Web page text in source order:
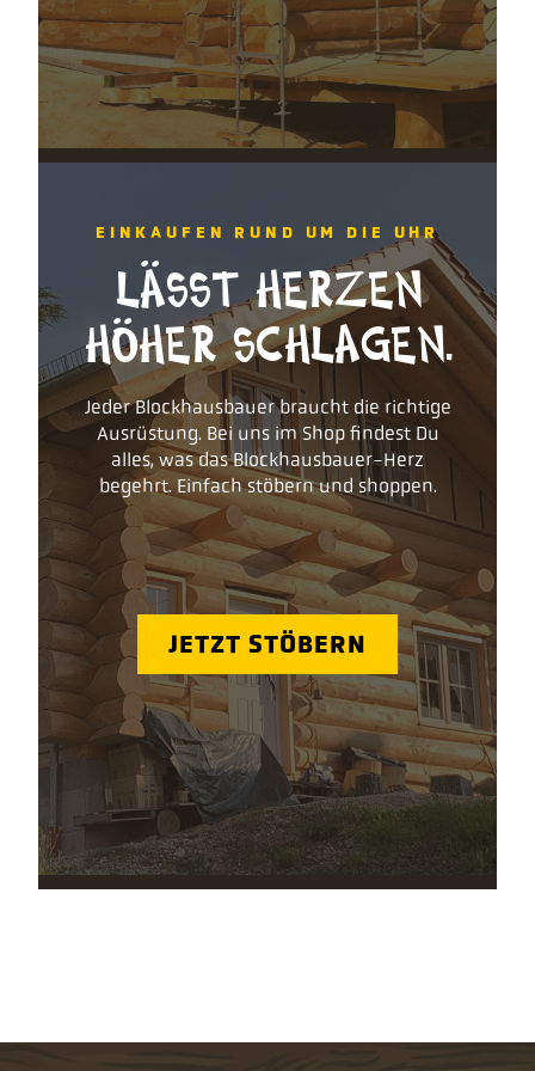
EINKAUFEN RUND UM DIE UHR
LÄSST HERZEN
HÖHER SCHLAGEN.
Jeder Blockhausbauer braucht die richtige
Ausrüstung. Bei uns im Shop findest Du
alles, was das Blockhausbauer-Herz
begehrt. Einfach stöbern und shoppen.
JETZT STÖBERN